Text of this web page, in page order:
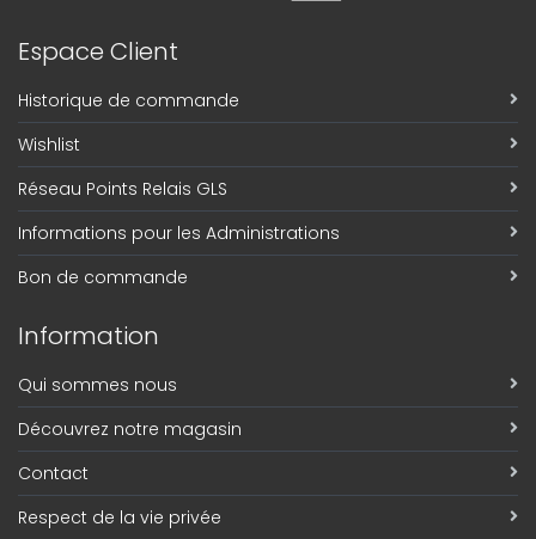
Espace Client
Historique de commande
Wishlist
Réseau Points Relais GLS
Informations pour les Administrations
Bon de commande
Information
Qui sommes nous
Découvrez notre magasin
Contact
Respect de la vie privée